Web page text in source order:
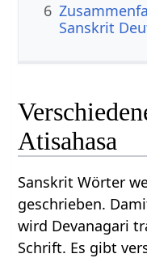
6
Sanskrit
Atisahasa
Sanskrit Wörter
geschrieben.
wird Devanagari
Schrift. Es gibt